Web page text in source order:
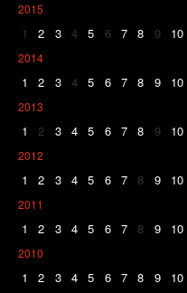
2015
1 2 3 4 5 6 7 8 9 10
2014
1 2 3 4 5 6 7 8 9 10
2013
1 2 3 4 5 6 7 8 9 10
2012
1 2 3 4 5 6 7 8 9 10
2011
1 2 3 4 5 6 7 8 9 10
2010
1 2 3 4 5 6 7 8 9 10